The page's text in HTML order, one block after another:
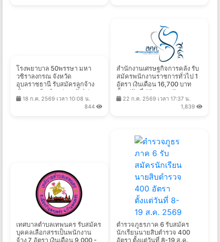
โรงพยาบาล 50พรรษา มหา
วชิราลงกรณ จังหวัด
อุบลราชธานี รับสมัครลูกจ้าง
ชั่วคราวเงินบำรุง(รายวัน) 1
18 ก.ค. 2569 เวลา 10:08 น.
844
สำนักงานเศรษฐกิจการคลัง รับ
สมัครพนักงานราชการทั่วไป 1
อัตรา เงินเดือน 16,700 บาท
ตั้งแต่วันที่ 27 ก.ค. - 7 ส.ค.
22 ก.ค. 2569 เวลา 17:37 น.
1,839
เทศบาลตําบลเทพนคร รับสมัคร
ตำรวจภูธรภาค 6 รับสมัคร